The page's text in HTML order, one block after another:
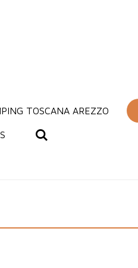
TOSCANA AREZZO